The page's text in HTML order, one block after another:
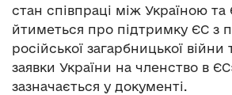
стан співпраці між Україною
йтиметься про підтримку ЄС з
російської загарбницької
заявки України на членство в
зазначається у документі.